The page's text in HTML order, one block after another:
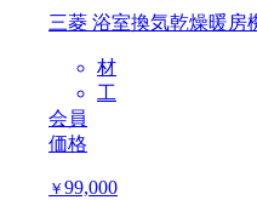
三菱 浴室換気乾燥暖房
材
工
会員
価格
￥ 99,000